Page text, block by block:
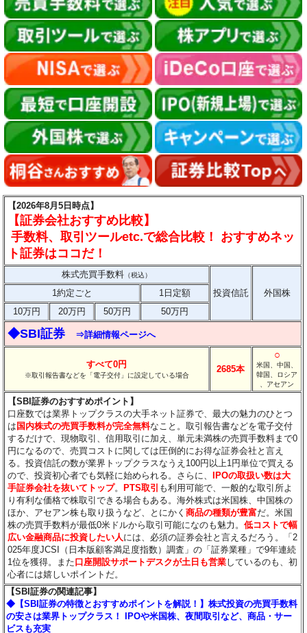
【2026年8月5日時点】
【証券会社おすすめ比較】
手数料、取引ツールetc.で総合比較！ おすすめネッ
ト証券はココだ！
株式売買手数料 （税込）
投資信託 外国株
1約定ごと
1日定額
10万円
20万円 50万円 50万円
◆SBI証券 ⇒詳細情報ページへ
すべて0円
※取引報告書などを「電子交付」に設定している場合
2685本
○
米国、中国、
韓国、ロシア
、アセアン
【SBI証券のおすすめポイント】
口座数では業界トップクラスの大手ネット証券で、最大の魅力のひとつ
は 国内株式の売買手数料が完全無料なこと。取引報告書などを電子交付
するだけで、現物取引、信用取引に加え、単元未満株の売買手数料まで0
円になるので、売買コストに関しては圧倒的にお得な証券会社と言え
る。投資信託の数が業界トップクラスなうえ100円以上1円単位で買える
ので、投資初心者でも気軽に始められる。さらに、
IPOの取扱い数は大
手証券会社を抜いてトップ。 PTS取引 も利用可能で、一般的な取引所よ
り有利な価格で株取引できる場合もある。海外株式は米国株、中国株の
ほか、アセアン株も取り扱うなど、とにかく商品の種類が豊富だ。米国
株の売買手数料が最低0米ドルから取引可能になのも魅力。低コストで幅
広い金融商品に投資したい人 には、必須の証券会社と言えるだろう。「2
025年度JCSI（日本版顧客満足度指数）調査」の「証券業種」で9年連続
1位を獲得。また口座開設サポートデスクが土日も営業しているのも、初
心者には嬉しいポイントだ。
【SBI証券の関連記事】
◆【SBI証券の特徴とおすすめポイントを解説！】株式投資の売買手数料
の安さは業界トップクラス！ IPOや米国株、夜間取引など、商品・サー
ビスも充実